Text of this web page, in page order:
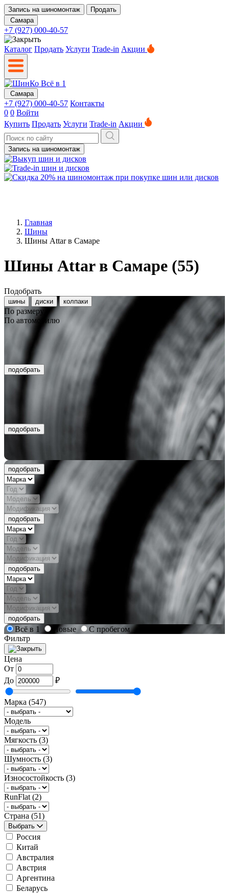
Запись на шиномонтаж
Продать
Самара
+7 (927) 000-40-57
Каталог Продать Услуги Trade-in Акции
Самара
+7 (927) 000-40-57 Контакты
0 0 Войти
Купить Продать Услуги Trade-in Акции
Запись на шиномонтаж
Главная
Шины
Шины Attar в Самаре
Шины Attar в Самаре (55)
Подобрать
шины диски колпаки
По размеру
По автомобилю
подобрать
подобрать
подобрать
подобрать
подобрать
подобрать
Всё в 1 Новые
С пробегом
Фильтр
Цена
От
До
₽
Марка (547)
Модель
Мягкость (3)
Шумность (3)
Износостойкость (3)
RunFlat (2)
Страна (51)
Выбрать
Россия
Китай
Австралия
Австрия
Аргентина
Беларусь